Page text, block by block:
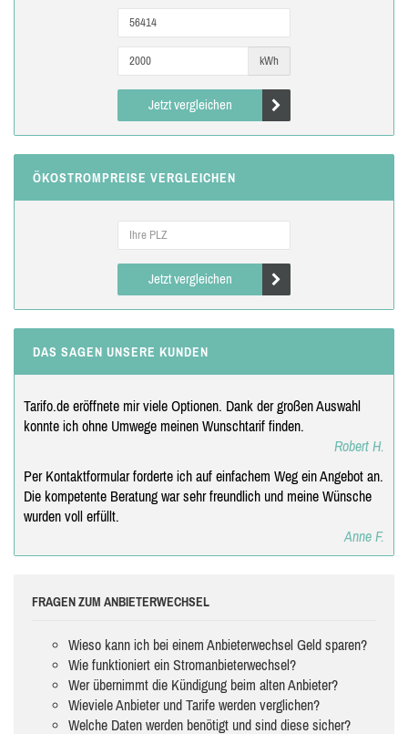
kWh
Jetzt vergleichen
ÖKOSTROMPREISE VERGLEICHEN
Jetzt vergleichen
DAS SAGEN UNSERE KUNDEN
Tarifo.de eröffnete mir viele Optionen. Dank der großen Auswahl
konnte ich ohne Umwege meinen Wunschtarif finden.
Robert H.
Per Kontaktformular forderte ich auf einfachem Weg ein Angebot an.
Die kompetente Beratung war sehr freundlich und meine Wünsche
wurden voll erfüllt.
Anne F.
FRAGEN ZUM ANBIETERWECHSEL
Wieso kann ich bei einem Anbieterwechsel Geld sparen?
Wie funktioniert ein Stromanbieterwechsel?
Wer übernimmt die Kündigung beim alten Anbieter?
Wieviele Anbieter und Tarife werden verglichen?
Welche Daten werden benötigt und sind diese sicher?